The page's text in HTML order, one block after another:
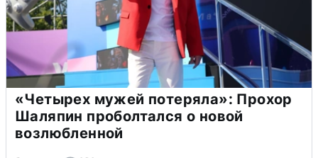
«Четырех мужей потеряла»: Прохор
Шаляпин проболтался о новой
возлюбленной